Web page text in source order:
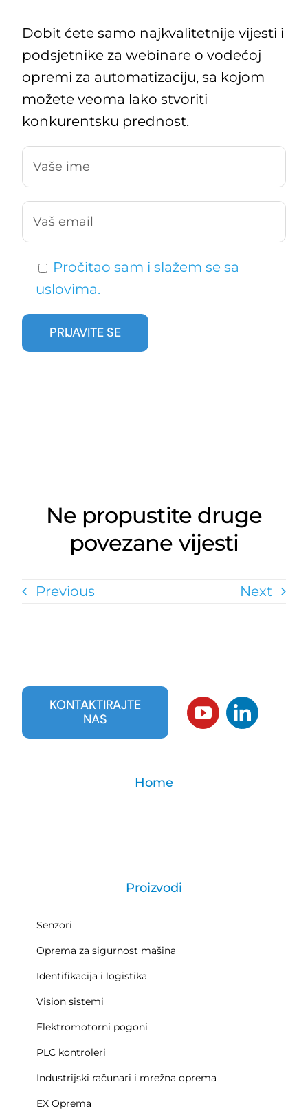
Dobit ćete samo najkvalitetnije vijesti i
podsjetnike za webinare o vodećoj
opremi za automatizaciju, sa kojom
možete veoma lako stvoriti
konkurentsku prednost.
Pročitao sam i slažem se sa
uslovima.
Ne propustite druge
povezane vijesti
Previous Next
KONTAKTIRAJTE
NAS
Home
Proizvodi
Senzori
Oprema za sigurnost mašina
Identifikacija i logistika
Vision sistemi
Elektromotorni pogoni
PLC kontroleri
Industrijski računari i mrežna oprema
EX Oprema